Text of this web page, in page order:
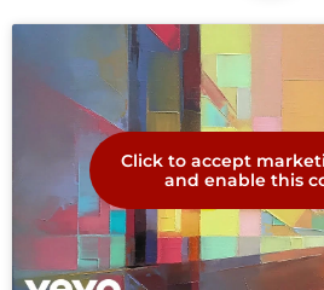
Click to accept
and enable this